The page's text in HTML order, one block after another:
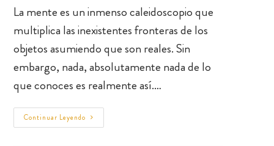
La mente es un inmenso caleidoscopio que
multiplica las inexistentes fronteras de los
objetos asumiendo que son reales. Sin
embargo, nada, absolutamente nada de lo
que conoces es realmente así.…
Continuar Leyendo